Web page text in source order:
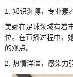
1. 知识渊博，专业素
美娜在足球领域有着
位。在直播过程中，
的观点。
2. 热情洋溢，感染力